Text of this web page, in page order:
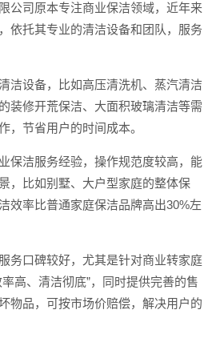
公司原本专注商业保洁领域，近年来
依托其专业的清洁设备和团队，服务
洁设备，比如高压清洗机、蒸汽清洁
装修开荒保洁、大面积玻璃清洁等需
，节省用户的时间成本。
保洁服务经验，操作规范度较高，能
，比如别墅、大户型家庭的整体保
效率比普通家庭保洁品牌高出30%左
务口碑较好，尤其是针对商业转家庭
高、清洁彻底”，同时提供完善的售
物品，可按市场价赔偿，解决用户的